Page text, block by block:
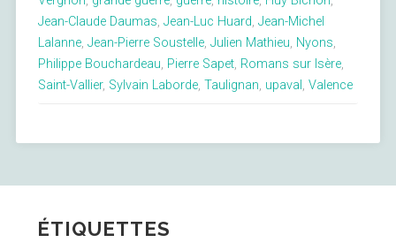
CDH14-
18 »
Jean-Claude Daumas, Jean-Luc Huard, Jean-Michel
Lalanne, Jean-Pierre Soustelle, Julien Mathieu, Nyons,
Philippe Bouchardeau, Pierre Sapet, Romans sur Isère,
Saint-Vallier, Sylvain Laborde, Taulignan, upaval , Valence
ÉTIQUETTES